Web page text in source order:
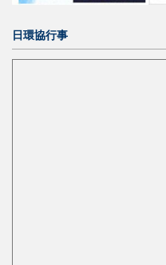
日環協行事